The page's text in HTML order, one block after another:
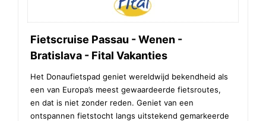
Fietscruise Passau - Wenen -
Bratislava - Fital Vakanties
Het Donaufietspad geniet wereldwijd bekendheid als
een van Europa’s meest gewaardeerde fietsroutes,
en dat is niet zonder reden. Geniet van een
ontspannen fietstocht langs uitstekend gemarkeerde